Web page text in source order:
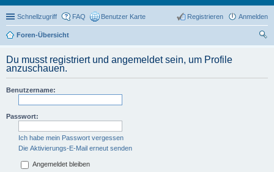
Schnellzugriff FAQ Benutzer Karte Anmelden
Registrieren
Foren-Übersicht
Du musst registriert und angemeldet sein, um Profile
anzuschauen.
Benutzername:
Passwort:
Ich habe mein Passwort vergessen
Die Aktivierungs-E-Mail erneut senden
Angemeldet bleiben